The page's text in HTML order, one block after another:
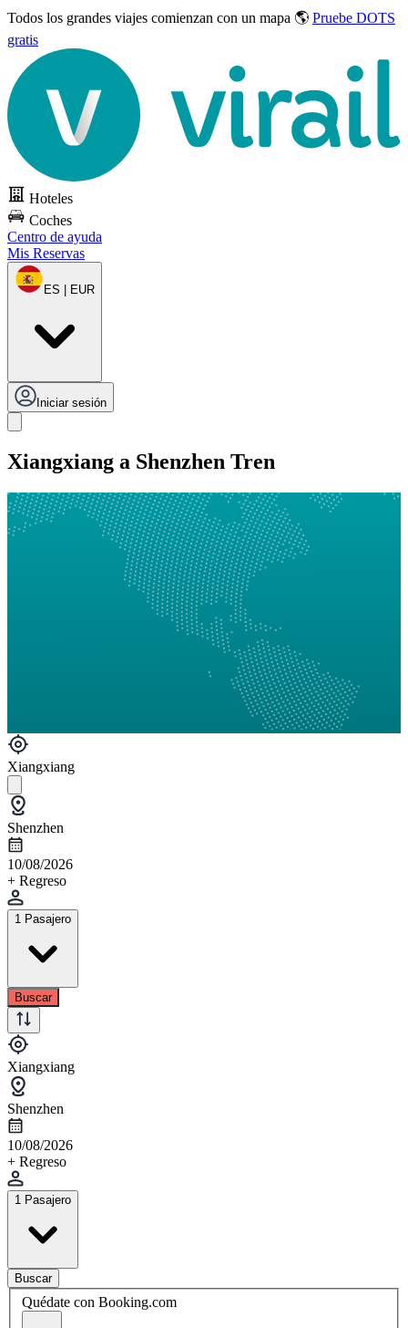
Todos los grandes viajes comienzan con un mapa 🌎 Pruebe DOTS
gratis
Hoteles
Coches
Centro de ayuda
Mis Reservas
ES | EUR
Iniciar sesión
Xiangxiang a Shenzhen Tren
Xiangxiang
Shenzhen
10/08/2026
+ Regreso
1 Pasajero
Buscar
Xiangxiang
Shenzhen
10/08/2026
+ Regreso
1 Pasajero
Buscar
Quédate con Booking.com